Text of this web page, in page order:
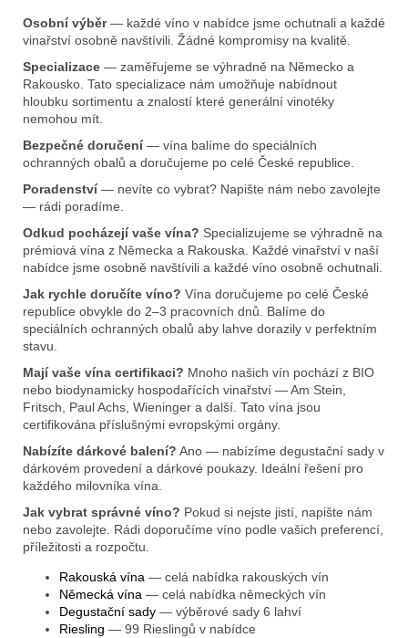
Osobní výběr— každé víno v nabídce jsme ochutnali a každé
vinařství osobně navštívili. Žádné kompromisy na kvalitě.
Specializace — zaměřujeme se výhradně na Německo a
Rakousko. Tato specializace nám umožňuje nabídnout
hloubku sortimentu a znalostí které generální vinotéky
nemohou mít.
Bezpečné doručení— vína balíme do speciálních
ochranných obalů a doručujeme po celé České republice.
Poradenství— nevíte co vybrat? Napište nám nebo zavolejte
— rádi poradíme.
Odkud pocházejí vaše vína? Specializujeme se výhradně na
prémiová vína z Německa a Rakouska. Každé vinařství v naší
nabídce jsme osobně navštívili a každé víno osobně ochutnali.
Jak rychle doručíte víno? Vína doručujeme po celé České
republice obvykle do 2–3 pracovních dnů. Balíme do
speciálních ochranných obalů aby lahve dorazily v perfektním
stavu.
Mají vaše vína certifikaci? Mnoho našich vín pochází z BIO
nebo biodynamicky hospodařících vinařství — Am Stein,
Fritsch, Paul Achs, Wieninger a další. Tato vína jsou
certifikována příslušnými evropskými orgány.
Nabízíte dárkové balení? Ano — nabízíme degustační sady v
dárkovém provedení a dárkové poukazy. Ideální řešení pro
každého milovníka vína.
Jak vybrat správné víno? Pokud si nejste jistí, napište nám
nebo zavolejte. Rádi doporučíme víno podle vašich preferencí,
příležitosti a rozpočtu.
Rakouská vína — celá nabídka rakouských vín
Německá vína — celá nabídka německých vín
Degustační sady — výběrové sady 6 lahví
Riesling — 99 Rieslingů v nabídce